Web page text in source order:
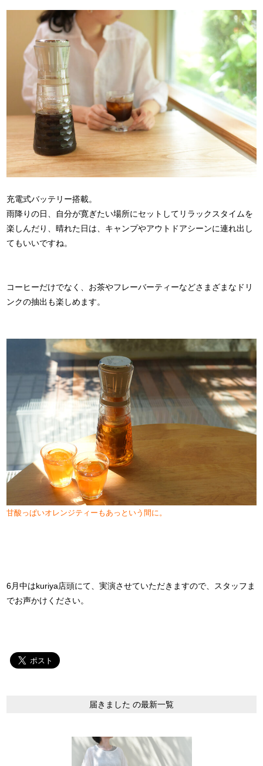
充電式バッテリー搭載。
雨降りの日、自分が寛ぎたい場所にセットしてリラックスタイムを
楽しんだり、晴れた日は、キャンプやアウトドアシーンに連れ出し
てもいいですね。
コーヒーだけでなく、お茶やフレーバーティーなどさまざまなドリ
ンクの抽出も楽しめます。
甘酸っぱいオレンジティーもあっという間に。
6月中はkuriya店頭にて、実演させていただきますので、スタッフま
でお声かけください。
届きました の最新一覧